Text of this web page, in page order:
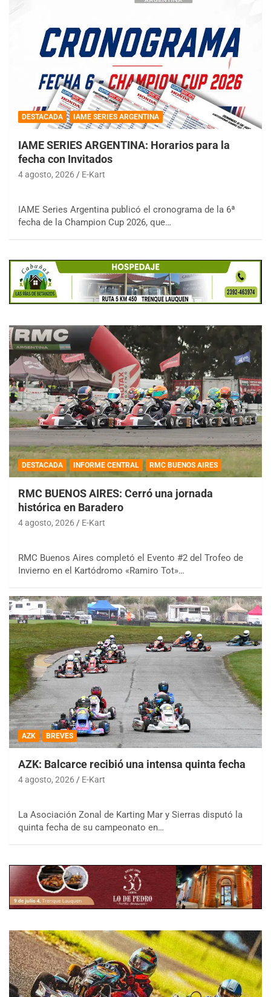
DESTACADA IAME SERIES ARGENTINA
IAME SERIES ARGENTINA: Horarios para la
fecha con Invitados
4 agosto, 2026 E-Kart
IAME Series Argentina publicó el cronograma de la 6ª
fecha de la Champion Cup 2026, que…
DESTACADA INFORME CENTRAL RMC BUENOS AIRES
RMC BUENOS AIRES: Cerró una jornada
histórica en Baradero
4 agosto, 2026 E-Kart
RMC Buenos Aires completó el Evento #2 del Trofeo de
Invierno en el Kartódromo «Ramiro Tot»…
AZK BREVES
AZK: Balcarce recibió una intensa quinta fecha
4 agosto, 2026 E-Kart
La Asociación Zonal de Karting Mar y Sierras disputó la
quinta fecha de su campeonato en…